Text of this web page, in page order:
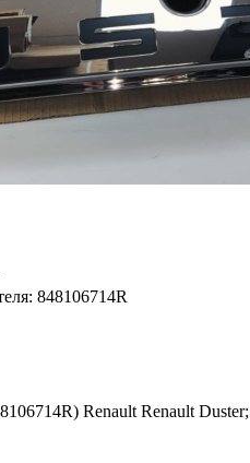
848106714R
Renault Renault Duster;